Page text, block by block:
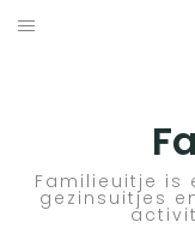
Skip
Familieuitje is
gezinsuitjes
HOTELTIPS